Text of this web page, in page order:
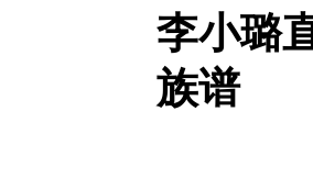
李小璐
族谱